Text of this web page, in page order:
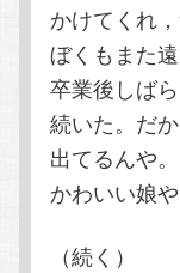
かけてくれ
ぼくもまた
卒業後しば
続いた。だ
出てるんや
かわいい娘や
（続く）